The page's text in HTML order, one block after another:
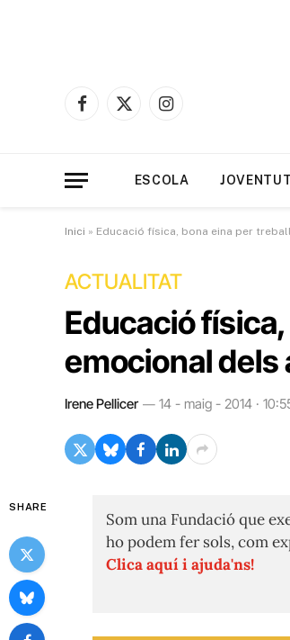
Facebook
X
Instagram
ESCOLA
Inici » Educació física, bona eina per
ACTUALITAT
Educació
emocional dels
Irene Pellicer 14 - maig - 2014 ·
SHARE
Som una Fundació que
ho podem fer sols, com
Clica aquí i ajuda'ns!